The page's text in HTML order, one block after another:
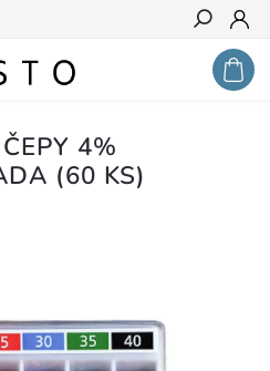
Hledat
4%
(60 KS)